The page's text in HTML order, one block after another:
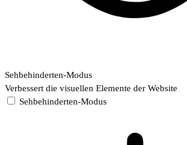
Sehbehinderten-Modus
Verbessert die visuellen Elemente der Website
Sehbehinderten-Modus